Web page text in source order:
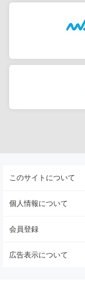
このサイトについて
個人情報について
会員登録
広告表示について